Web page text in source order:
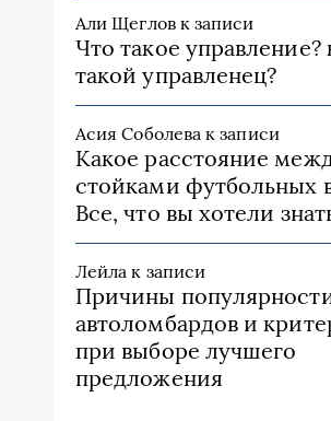
Али Щегловк записи
Что такое управление?
такой управленец?
Асия Соболева к записи
Какое расстояние
стойками футбольных
Все, что вы хотели
Лейла к записи
Причины
автоломбардов и
при выборе лучшего
предложения